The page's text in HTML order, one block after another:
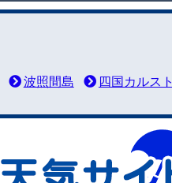
波照間島 四国カルスト